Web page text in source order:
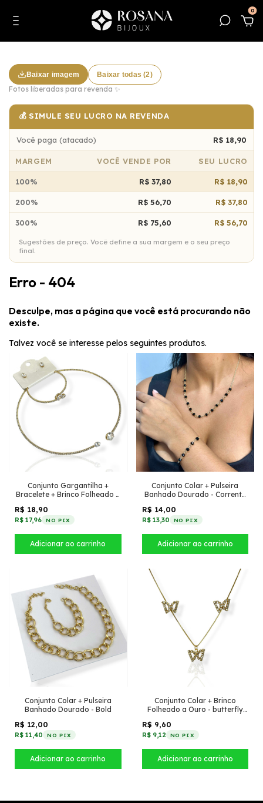
0
Baixar imagem Baixar todas (2)
Fotos liberadas para revenda ✨
💰 SIMULE SEU LUCRO NA REVENDA
Você paga (atacado) R$ 18,90
MARGEM VOCÊ VENDE POR SEU LUCRO
100% R$ 37,80 R$ 18,90
200% R$ 56,70 R$ 37,80
300% R$ 75,60 R$ 56,70
Sugestões de preço. Você define a sua margem e o seu preço
final.
Erro - 404
Desculpe, mas a página que você está procurando não
existe.
Talvez você se interesse pelos seguintes produtos.
Conjunto Gargantilha +
Bracelete + Brinco Folheado a
R$ 18,90
R$ 17,96 NO PIX
Conjunto Colar + Pulseira
Banhado Dourado - Corrente
R$ 14,00
R$ 13,30 NO PIX
Conjunto Colar + Pulseira
Banhado Dourado - Bold
R$ 12,00
R$ 11,40 NO PIX
Conjunto Colar + Brinco
Folheado a Ouro - butterfly
R$ 9,60
R$ 9,12 NO PIX